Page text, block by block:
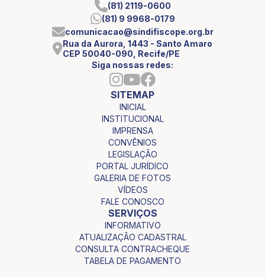
(81) 2119-0600
(81) 9 9968-0179
comunicacao@sindifiscope.org.br
Rua da Aurora, 1443 - Santo Amaro
CEP 50040-090, Recife/PE
Siga nossas redes:
SITEMAP
INICIAL
INSTITUCIONAL
IMPRENSA
CONVÊNIOS
LEGISLAÇÃO
PORTAL JURÍDICO
GALERIA DE FOTOS
VÍDEOS
FALE CONOSCO
SERVIÇOS
INFORMATIVO
ATUALIZAÇÃO CADASTRAL
CONSULTA CONTRACHEQUE
TABELA DE PAGAMENTO